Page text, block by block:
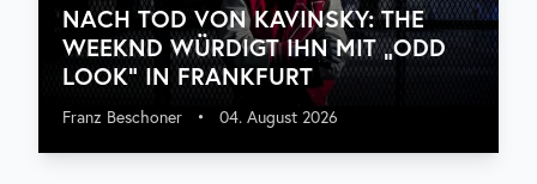
NACH TOD VON KAVINSKY: THE
WEEKND WÜRDIGT IHN MIT „ODD
LOOK“ IN FRANKFURT
Franz Beschoner • 04. August 2026